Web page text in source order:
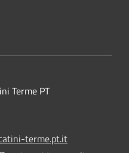
Terme PT
terme.pt.it